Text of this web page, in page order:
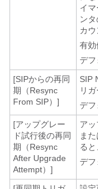
イ
ン
カウ
有効
デフ
[SIPからの再同
期（Resync
From SIP）]
SIP
リ
デフ
[アップグレー
ド試行後の再同
期（Resync
After Upgrade
Attempt）]
ア
ま
る
デフ